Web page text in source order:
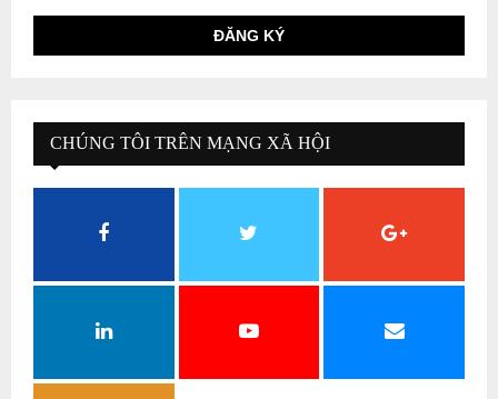
CHÚNG TÔI TRÊN MẠNG XÃ HỘI